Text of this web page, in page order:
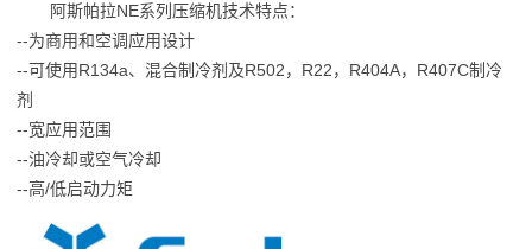
阿斯帕拉NE系列压缩机技术特点：
--为商用和空调应用设计
--可使用R134a、混合制冷剂及R502，R22，R404A，R407C制冷
剂
--宽应用范围
--油冷却或空气冷却
--高/低启动力矩